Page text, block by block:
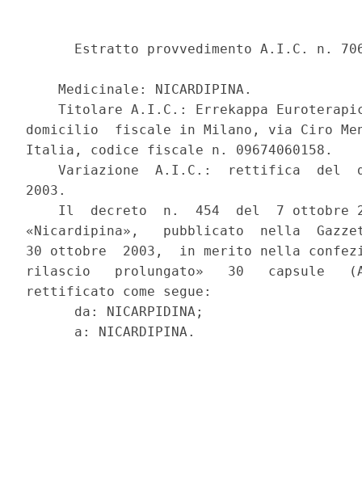
Estratto provvedimento A.I.C. n.
    Medicinale: NICARDIPINA.
Titolare A.I.C.: Errekappa
domicilio  fiscale in Milano, via Ciro
Italia, codice fiscale n. 09674060158.
Variazione  A.I.C.:  rettifica  del
2003.
Il  decreto  n.  454  del  7 ottobre
«Nicardipina»,   pubblicato  nella
30 ottobre  2003,  in merito nella
rilascio   prolungato»   30   capsule
rettificato come segue:
      da: NICARPIDINA;